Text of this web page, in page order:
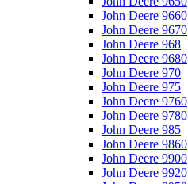
John Deere 9660
John Deere 9670
John Deere 968
John Deere 9680
John Deere 970
John Deere 975
John Deere 9760
John Deere 9780
John Deere 985
John Deere 9860
John Deere 9900
John Deere 9920